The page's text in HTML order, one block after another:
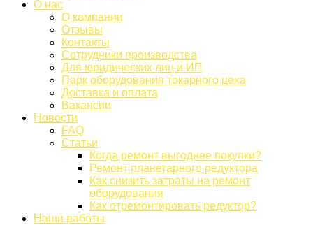
О нас
О компании
Отзывы
Контакты
Сотрудники производства
Для юридических лиц и ИП
Парк оборудования токарного цеха
Доставка и оплата
Вакансии
Новости
FAQ
Статьи
Когда ремонт выгоднее покупки?
Ремонт планетарного редуктора
Как снизить затраты на ремонт
оборудования
Как отремонтировать редуктор?
Наши работы